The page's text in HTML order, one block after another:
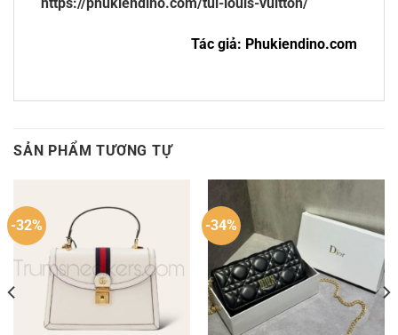
Tác giả: Phukiendino.com
SẢN PHẨM TƯƠNG TỰ
-32% -34%